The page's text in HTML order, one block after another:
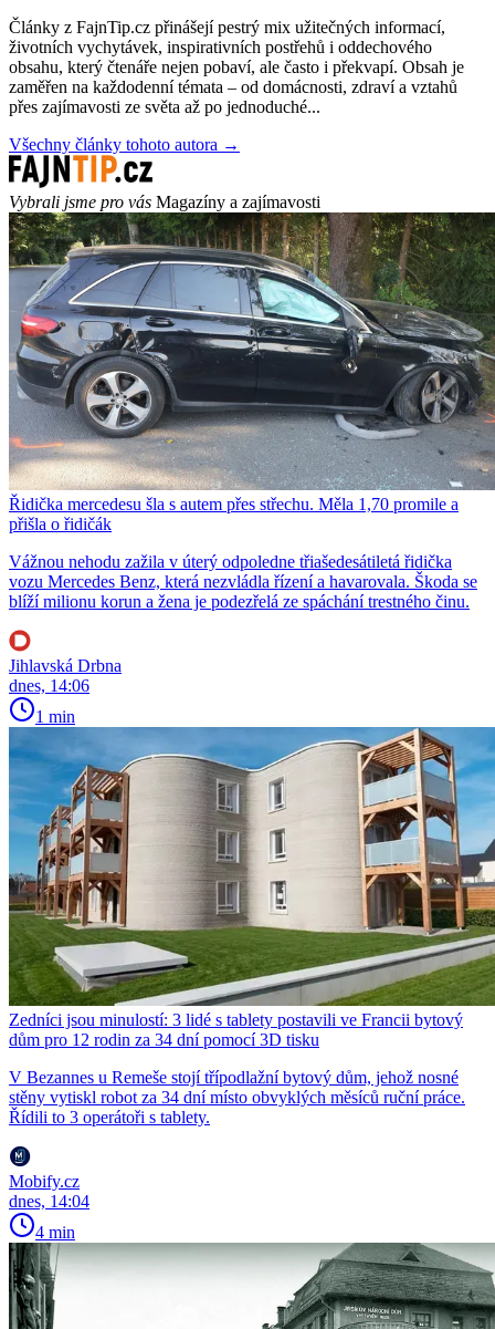
Články z FajnTip.cz přinášejí pestrý mix užitečných informací,
životních vychytávek, inspirativních postřehů i oddechového
obsahu, který čtenáře nejen pobaví, ale často i překvapí. Obsah je
zaměřen na každodenní témata – od domácnosti, zdraví a vztahů
přes zajímavosti ze světa až po jednoduché...
Všechny články tohoto autora →
Vybrali jsme pro vás Magazíny a zajímavosti
Řidička mercedesu šla s autem přes střechu. Měla 1,70 promile a
přišla o řidičák
Vážnou nehodu zažila v úterý odpoledne třiašedesátiletá řidička
vozu Mercedes Benz, která nezvládla řízení a havarovala. Škoda se
blíží milionu korun a žena je podezřelá ze spáchání trestného činu.
Jihlavská Drbna
dnes, 14:06
1 min
Zedníci jsou minulostí: 3 lidé s tablety postavili ve Francii bytový
dům pro 12 rodin za 34 dní pomocí 3D tisku
V Bezannes u Remeše stojí třípodlažní bytový dům, jehož nosné
stěny vytiskl robot za 34 dní místo obvyklých měsíců ruční práce.
Řídili to 3 operátoři s tablety.
Mobify.cz
dnes, 14:04
4 min